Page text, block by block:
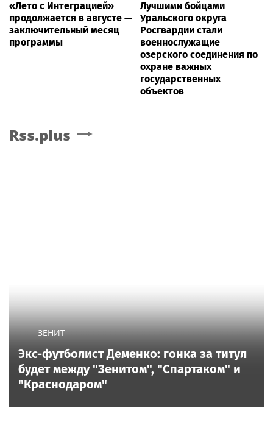
«Лето с Интеграцией»
продолжается в августе —
заключительный месяц
программы
Лучшими бойцами
Уральского округа
Росгвардии стали
военнослужащие
озерского соединения по
охране важных
государственных
объектов
Rss.plus
ЗЕНИТ
Экс-футболист Деменко: гонка за титул
будет между "Зенитом", "Спартаком" и
"Краснодаром"